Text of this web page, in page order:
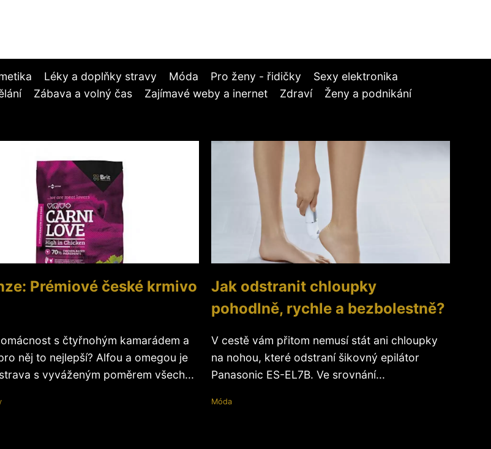
Léky a doplňky stravy Móda Pro ženy - řidičky
Sexy elektronika
Zábava a volný čas Zajímavé weby a inernet Zdraví Ženy a podnikání
Prémiové české krmivo
s čtyřnohým kamarádem a
něj to nejlepší? Alfou a omegou je
s vyváženým poměrem všech...
Jak odstranit chloupky
pohodlně, rychle a bezbolestně?
V cestě vám přitom nemusí stát ani chloupky
na nohou, které odstraní šikovný epilátor
Panasonic ES-EL7B. Ve srovnání...
Móda